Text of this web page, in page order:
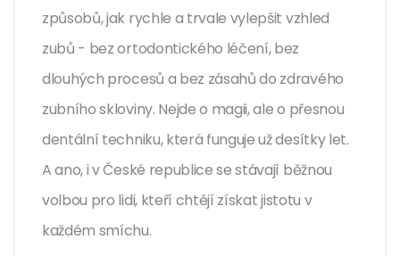
způsobů, jak rychle a trvale vylepšit vzhled
zubů - bez ortodontického léčení, bez
dlouhých procesů a bez zásahů do zdravého
zubního skloviny. Nejde o magii, ale o přesnou
dentální techniku, která funguje už desítky let.
A ano, i v České republice se stávají běžnou
volbou pro lidi, kteří chtějí získat jistotu v
každém smíchu.